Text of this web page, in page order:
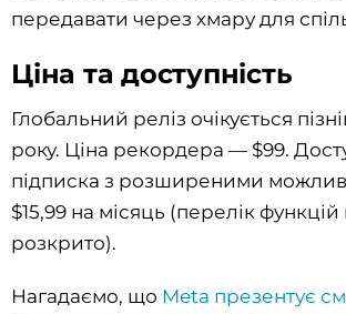
передавати через хмару для
Ціна та доступність
Глобальний реліз очікується
року. Ціна рекордера — $99.
підписка з розширеними
$15,99 на місяць (перелік
розкрито).
Нагадаємо, що Meta презентує